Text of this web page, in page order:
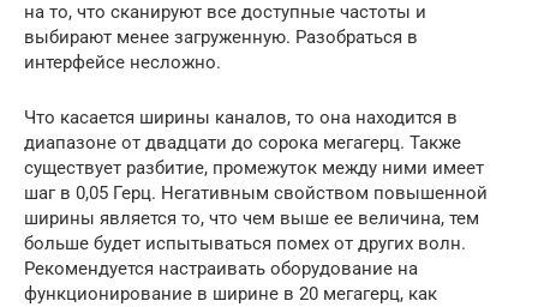
на то, что сканируют все доступные частоты и
выбирают менее загруженную. Разобраться в
интерфейсе несложно.
Что касается ширины каналов, то она находится в
диапазоне от двадцати до сорока мегагерц. Также
существует разбитие, промежуток между ними имеет
шаг в 0,05 Герц. Негативным свойством повышенной
ширины является то, что чем выше ее величина, тем
больше будет испытываться помех от других волн.
Рекомендуется настраивать оборудование на
функционирование в ширине в 20 мегагерц, как